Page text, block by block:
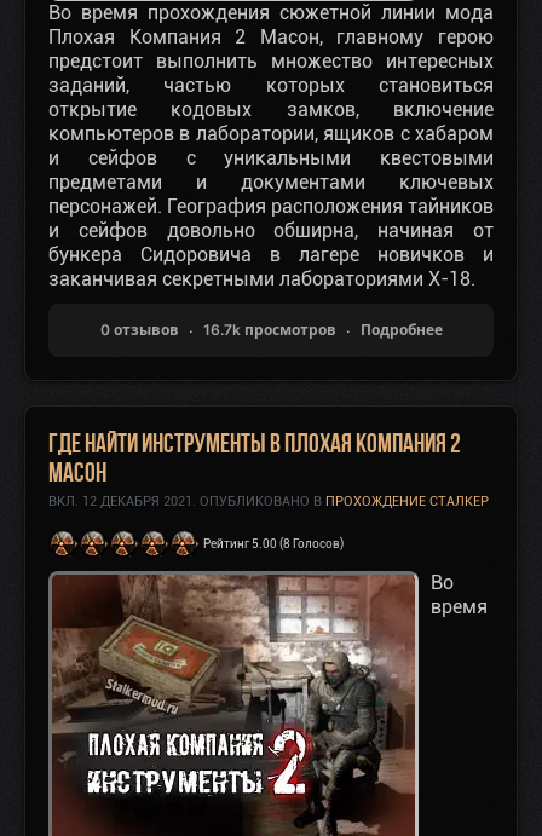
Во время прохождения сюжетной линии мода
Плохая Компания 2 Масон, главному герою
предстоит выполнить множество интересных
заданий, частью которых становиться
открытие кодовых замков, включение
компьютеров в лаборатории, ящиков с хабаром
и сейфов с уникальными квестовыми
предметами и документами ключевых
персонажей. География расположения тайников
и сейфов довольно обширна, начиная от
бункера Сидоровича в лагере новичков и
заканчивая секретными лабораториями X-18.
0 отзывов 16.7k просмотров Подробнее
Где найти Инструменты в Плохая Компания 2
Масон
ВКЛ. 12 ДЕКАБРЯ 2021 . ОПУБЛИКОВАНО В ПРОХОЖДЕНИЕ СТАЛКЕР
Рейтинг 5.00 (8 Голосов)
Во
время